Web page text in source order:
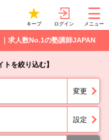
キープ ログイン メニュー
｜求人数No.1の塾講師JAPAN
トを絞り込む】
変更
設定